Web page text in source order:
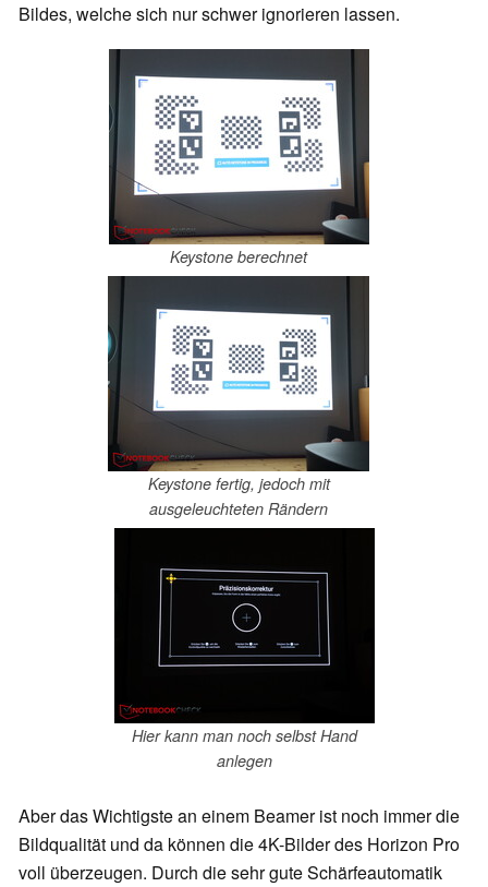
Bildes, welche sich nur schwer ignorieren lassen.
Keystone berechnet
Keystone fertig, jedoch mit
ausgeleuchteten Rändern
Hier kann man noch selbst Hand
anlegen
Aber das Wichtigste an einem Beamer ist noch immer die
Bildqualität und da können die 4K-Bilder des Horizon Pro
voll überzeugen. Durch die sehr gute Schärfeautomatik